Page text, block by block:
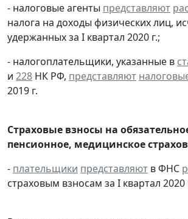
- налоговые агенты представляют
налога на доходы физических лиц,
удержанных за I квартал 2020 г.;
- налогоплательщики, указанные в
и 228 НК РФ, представляют
2019 г.
Страховые взносы на
пенсионное, медицинское
- плательщики представляют в ФНС
страховым взносам за I квартал 2020